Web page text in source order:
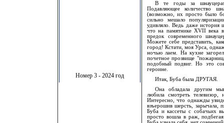
Номер 3 - 2024 год
В те годы за
Подавляющее количество
(возможно, их просто было
сильно мешало
удивляло. Ведь даже история
что на памятнике XVII века
предок современного
Можете себе представить,
город! Кстати, моя Урса,
ночью лаем. На кухне
почетное прозвище
подобный подвиг. Но это
героине.
Итак, Буба была ДРУГАЯ.
Она обладала другим
любила смотреть
Интересно, что однажды
взъерошив шерсть, зарычала,
Буба и кассеты с собачьих
просто вошла в раж,